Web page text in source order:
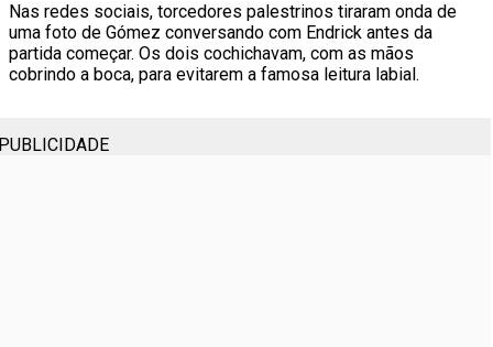
Nas redes sociais, torcedores palestrinos tiraram onda de
uma foto de Gómez conversando com Endrick antes da
partida começar. Os dois cochichavam, com as mãos
cobrindo a boca, para evitarem a famosa leitura labial.